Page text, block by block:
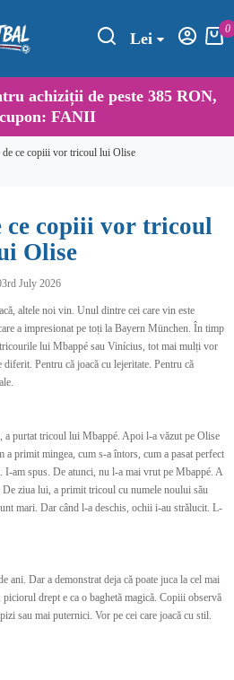
Lei
0
achiziții de peste 385 RON,
FANII
ce copiii vor tricoul lui Olise
ce copiii vor tricoul
Olise
July 2026
altele noi vin. Unul dintre cei care vin este
a impresionat pe toți la Bayern München. În timp
lui Mbappé sau Vinícius, tot mai mulți vor
Pentru că joacă cu lejeritate. Pentru că
a purtat tricoul lui Mbappé. Apoi l-a văzut pe Olise
primit mingea, cum s-a întors, cum a pasat perfect
I-am spus. De atunci, nu l-a mai vrut pe Mbappé. A
ziua lui, a primit tricoul cu numele noului său
mari. Dar când l-a deschis, ochii i-au strălucit. L-
ani. Dar a demonstrat deja că poate juca la cel mai
drept e ca o baghetă magică. Copiii observă
sau mai puternici. Vor pe cei care joacă cu stil.